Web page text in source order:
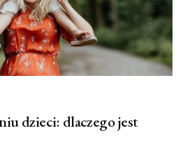
dzieci: dlaczego jest